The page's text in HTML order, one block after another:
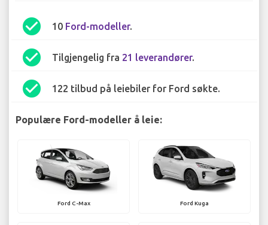
check_circle 10 Ford-modeller.
check_circle Tilgjengelig fra 21 leverandører.
check_circle 122 tilbud på leiebiler for Ford søkte.
Populære Ford-modeller å leie:
Ford C-Max Ford Kuga